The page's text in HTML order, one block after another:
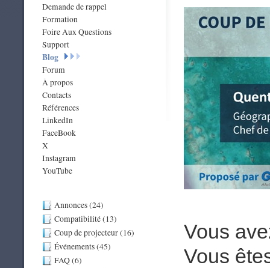
Demande de rappel
Formation
Foire Aux Questions
Support
Blog
Forum
À propos
Contacts
Références
LinkedIn
FaceBook
X
Instagram
YouTube
Annonces (24)
Compatibilité (13)
Coup de projecteur (16)
Événements (45)
FAQ (6)
Vous
Vous